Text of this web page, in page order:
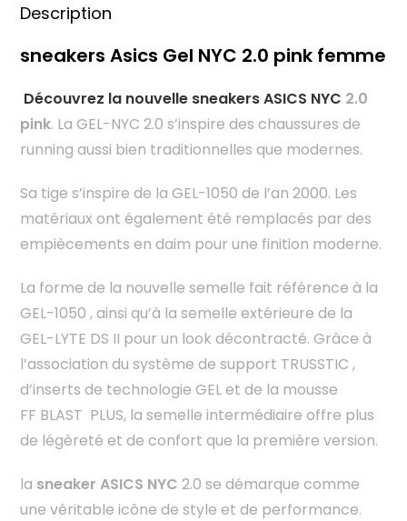
Description
sneakers Asics Gel NYC 2.0 pink femme
Découvrez la nouvelle sneakers ASICS NYC 2.0
pink. La GEL-NYC 2.0 s’inspire des chaussures de
running aussi bien traditionnelles que modernes.​
Sa tige s’inspire de la GEL-1050 de l’an 2000.​ Les
matériaux ont également été remplacés par des
empiècements en daim pour une finition moderne.
La forme de la nouvelle semelle fait référence à la
GEL-1050 , ainsi qu’à la semelle extérieure de la
GEL-LYTE DS II pour un look décontracté. Grâce à
l’association du système de support TRUSSTIC ,
d’inserts de technologie GEL et de la mousse
FF BLAST PLUS, la semelle intermédiaire offre plus
de légèreté et de confort que la première version.
la sneaker ASICS NYC 2.0 se démarque comme
une véritable icône de style et de performance.